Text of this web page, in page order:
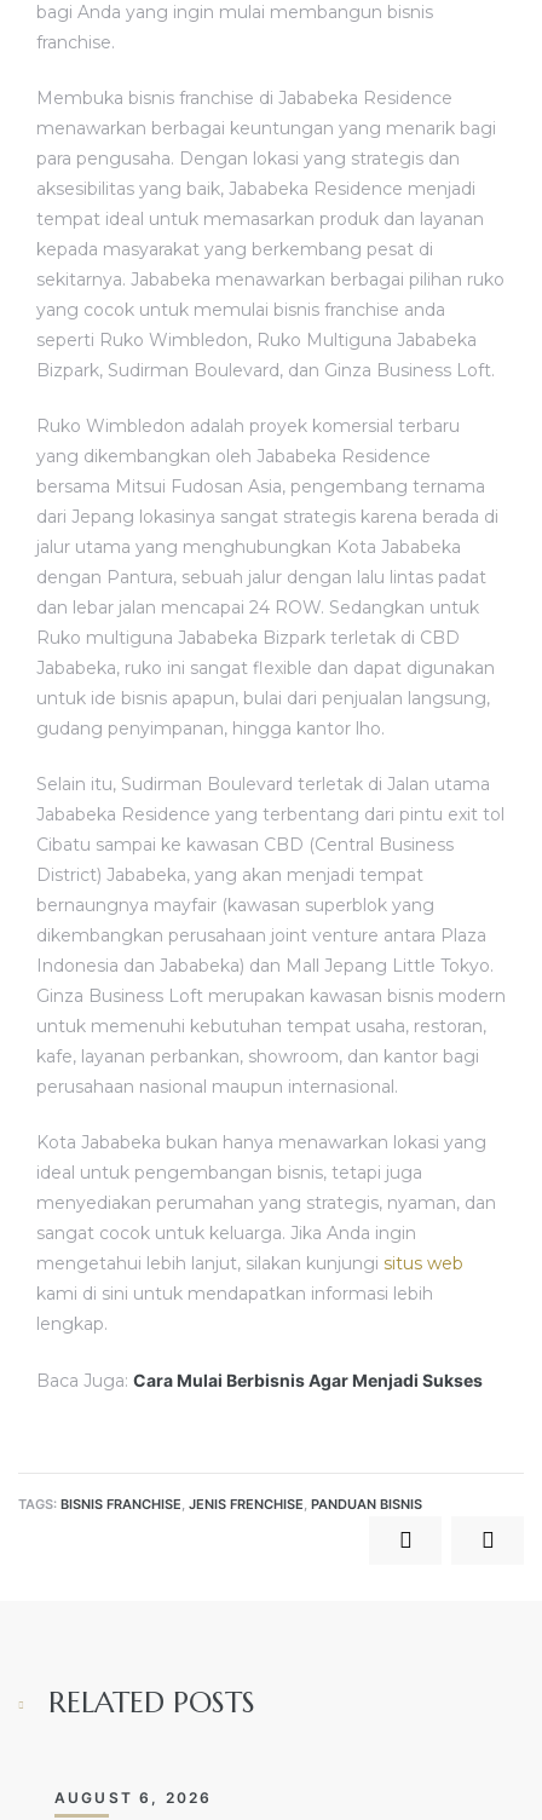
bagi Anda yang ingin mulai membangun bisnis
franchise.
Membuka bisnis franchise di Jababeka Residence
menawarkan berbagai keuntungan yang menarik bagi
para pengusaha. Dengan lokasi yang strategis dan
aksesibilitas yang baik, Jababeka Residence menjadi
tempat ideal untuk memasarkan produk dan layanan
kepada masyarakat yang berkembang pesat di
sekitarnya. Jababeka menawarkan berbagai pilihan ruko
yang cocok untuk memulai bisnis franchise anda
seperti Ruko Wimbledon, Ruko Multiguna Jababeka
Bizpark, Sudirman Boulevard, dan Ginza Business Loft.
Ruko Wimbledon adalah proyek komersial terbaru
yang dikembangkan oleh Jababeka Residence
bersama Mitsui Fudosan Asia, pengembang ternama
dari Jepang lokasinya sangat strategis karena berada di
jalur utama yang menghubungkan Kota Jababeka
dengan Pantura, sebuah jalur dengan lalu lintas padat
dan lebar jalan mencapai 24 ROW. Sedangkan untuk
Ruko multiguna Jababeka Bizpark terletak di CBD
Jababeka, ruko ini sangat flexible dan dapat digunakan
untuk ide bisnis apapun, bulai dari penjualan langsung,
gudang penyimpanan, hingga kantor lho.
Selain itu, Sudirman Boulevard terletak di Jalan utama
Jababeka Residence yang terbentang dari pintu exit tol
Cibatu sampai ke kawasan CBD (Central Business
District) Jababeka, yang akan menjadi tempat
bernaungnya mayfair (kawasan superblok yang
dikembangkan perusahaan joint venture antara Plaza
Indonesia dan Jababeka) dan Mall Jepang Little Tokyo.
Ginza Business Loft merupakan kawasan bisnis modern
untuk memenuhi kebutuhan tempat usaha, restoran,
kafe, layanan perbankan, showroom, dan kantor bagi
perusahaan nasional maupun internasional.
Kota Jababeka bukan hanya menawarkan lokasi yang
ideal untuk pengembangan bisnis, tetapi juga
menyediakan perumahan yang strategis, nyaman, dan
sangat cocok untuk keluarga. Jika Anda ingin
mengetahui lebih lanjut, silakan kunjungi situs web
kami di sini untuk mendapatkan informasi lebih
lengkap.
Baca Juga: Cara Mulai Berbisnis Agar Menjadi Sukses
TAGS: BISNIS FRANCHISE, JENIS FRENCHISE, PANDUAN BISNIS
RELATED POSTS
AUGUST 6, 2026